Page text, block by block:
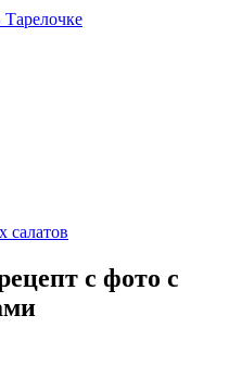
салатов
с фото с